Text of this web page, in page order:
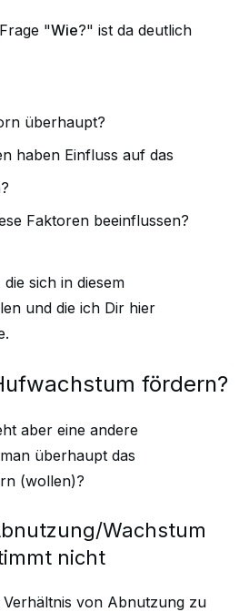
"Wie?" ist da deutlich
überhaupt?
haben Einfluss auf das
Faktoren beeinflussen?
sich in diesem
und die ich Dir hier
fördern?
aber eine andere
überhaupt das
(wollen)?
Wachstum
nicht
Verhältnis von Abnutzung zu